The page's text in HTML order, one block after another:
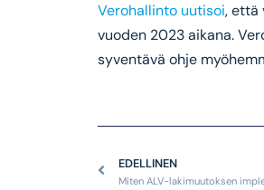
Verohallinto uutisoi, että
vuoden 2023 aikana.
syventävä ohje
EDELLINEN
Miten ALV-lakimuutoksen